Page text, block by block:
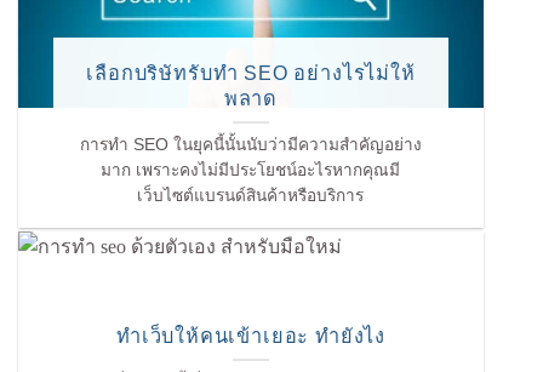
เลือกบริษัทรับทำ SEO อย่างไรไม่ให้
พลาด
การทำ SEO ในยุคนี้นั้นนับว่ามีความสำคัญอย่าง
มาก เพราะคงไม่มีประโยชน์อะไรหากคุณมี
เว็บไซต์แบรนด์สินค้าหรือบริการ
ทำเว็บให้คนเข้าเยอะ ทำยังไง